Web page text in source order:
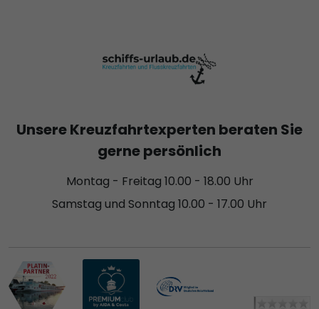
Unsere Kreuzfahrtexperten beraten Sie
gerne persönlich
Montag - Freitag 10.00 - 18.00 Uhr
Samstag und Sonntag 10.00 - 17.00 Uhr